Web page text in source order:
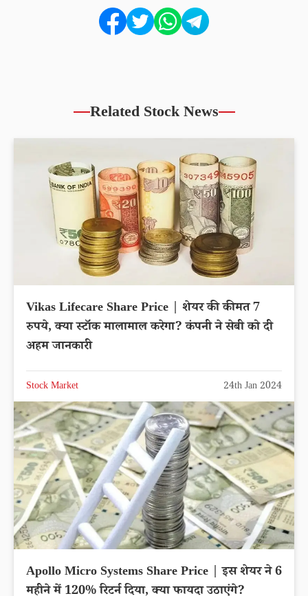
Related Stock News
Vikas Lifecare Share Price | शेयर की कीमत 7
रुपये, क्या स्टॉक मालामाल करेगा? कंपनी ने सेबी को दी
अहम जानकारी
Stock Market 24th Jan 2024
Apollo Micro Systems Share Price | इस शेयर ने 6
महीने में 120% रिटर्न दिया, क्या फायदा उठाएंगे?